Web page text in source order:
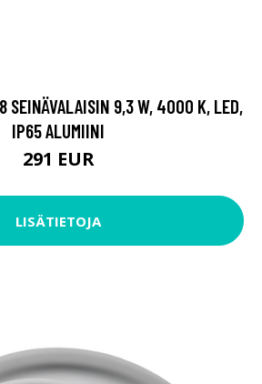
SEINÄVALAISIN 9,3 W, 4000 K, LED,
IP65 ALUMIINI
291 EUR
LISÄTIETOJA